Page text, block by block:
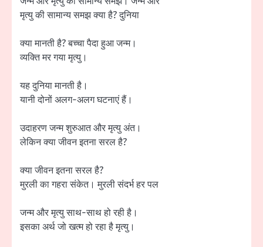
मृत्यु की सामान्य समझ क्या है? दुनिया
क्या मानती है? बच्चा पैदा हुआ जन्म।
व्यक्ति मर गया मृत्यु।
यह दुनिया मानती है।
यानी दोनों अलग-अलग घटनाएं हैं।
उदाहरण जन्म शुरुआत और मृत्यु अंत।
लेकिन क्या जीवन इतना सरल है?
क्या जीवन इतना सरल है?
मुरली का गहरा संकेत। मुरली संदर्भ हर पल
जन्म और मृत्यु साथ-साथ हो रही है।
इसका अर्थ जो खत्म हो रहा है मृत्यु।